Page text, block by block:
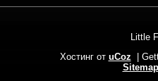
Little
Хостинг от uCoz
|